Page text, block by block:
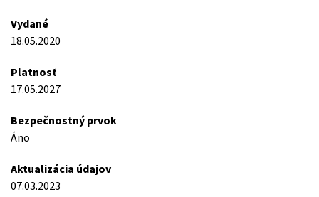
Vydané
18.05.2020
Platnosť
17.05.2027
Bezpečnostný prvok
Áno
Aktualizácia údajov
07.03.2023